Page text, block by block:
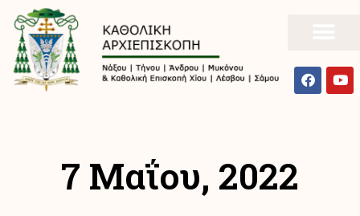
7 Μαΐου, 2022